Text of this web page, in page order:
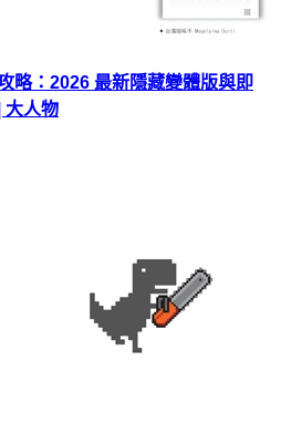
略：2026 最新隱藏變體版與即
大人物